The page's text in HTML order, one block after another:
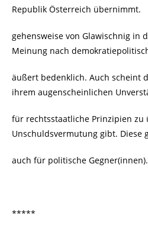
Republik Österreich übernimmt.
gehensweise von Glawischnig in
Meinung nach
äußert bedenklich. Auch scheint
ihrem augenscheinlichen
für rechtsstaatliche Prinzipien zu
Unschuldsvermutung gibt. Diese
auch für politische Gegner(innen).
*****